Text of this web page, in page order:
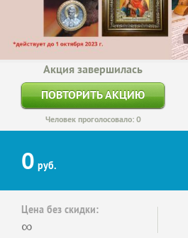
Акция завершилась
ПОВТОРИТЬ АКЦИЮ
Человек проголосовало: 0
0 руб.
Цена без скидки:
∞